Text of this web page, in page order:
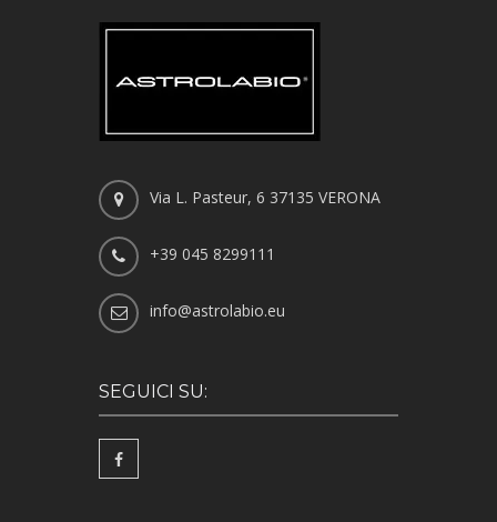
Via L. Pasteur, 6 37135 VERONA
+39 045 8299111
info@astrolabio.eu
SEGUICI SU: